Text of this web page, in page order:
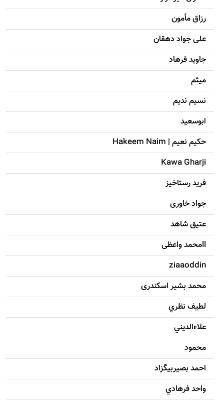
رزاق مأمون
علی جواد دهقان
جاويد فرهاد
میثم
نسیم ندیم
ابوسعيد
حکيم نعيم | Hakeem Naim
Kawa Gharji
فرید رستاخیز
جواد خاوری
عتیق شاهد
llمحمد واعظی
ziaaoddin
محمد بشیر اسکندری
لطيف نظري
علاءالديني
محمود
احمد بصيربيگزاد
واحد فرهادي